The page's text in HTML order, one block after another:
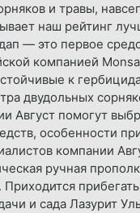
и травы,
наш рейтинг
— это первое
компанией
к
двудольных
Август помогут
особенности
компании
ручная
и сада Лазурит